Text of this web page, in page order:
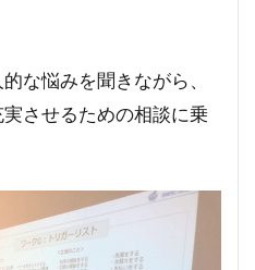
な悩みを聞きながら、
させるための相談に乗